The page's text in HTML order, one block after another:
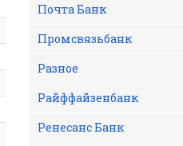
Почта Банк
Промсвязьбанк
Разное
Райффайзенбанк
Ренесанс Банк